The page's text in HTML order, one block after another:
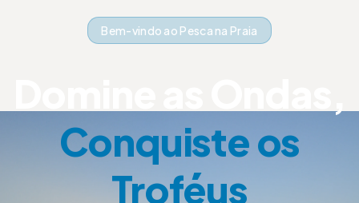
Bem-vindo ao Pesca na Praia
Conquiste os
Troféus